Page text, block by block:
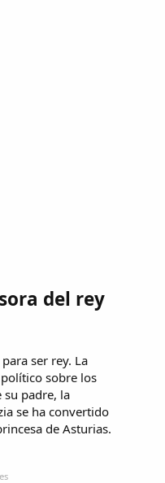
del rey
ser rey. La
sobre los
su padre, la
se ha convertido
de Asturias.